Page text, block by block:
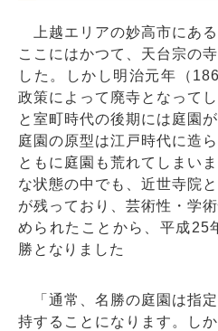
上越エリアの妙高市にある
ここにはかつて、天台宗の
した。しかし明治元年（
政策によって廃寺となって
と室町時代の後期には庭園
庭園の原型は江戸時代に造
ともに庭園も荒れてしまい
な状態の中でも、近世寺院
が残っており、芸術性・学
められたことから、平成25
勝となりました
「通常、名勝の庭園は指
持することになります。し